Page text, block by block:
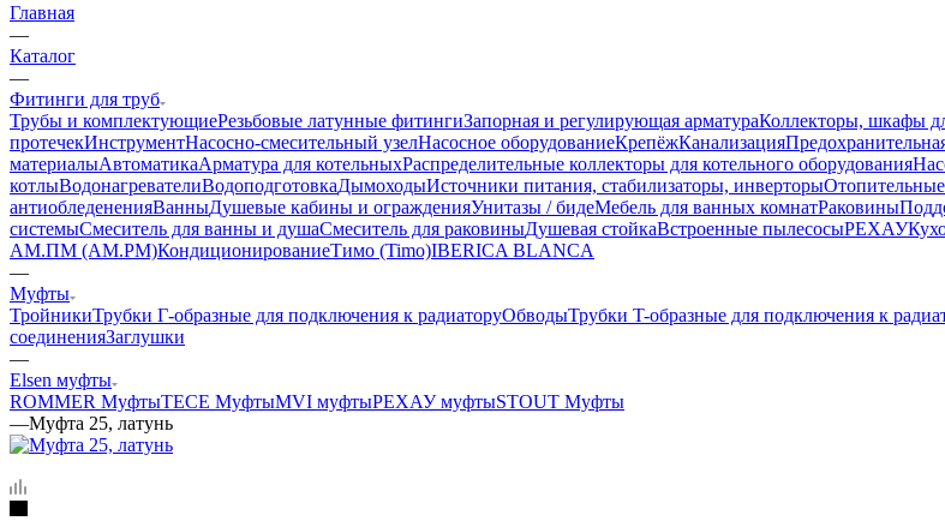
Главная
—
Каталог
—
Фитинги для труб
Трубы и комплектующиеРезьбовые латунные фитингиЗапорная и регулирующая арматураКоллекторы, шкафы
протечекИнструментНасосно-смесительный узелНасосное оборудованиеКрепёжКанализация
материалыАвтоматикаАрматура для котельныхРаспределительные коллекторы для котельного оборудования
котлыВодонагревателиВодоподготовкаДымоходыИсточники питания, стабилизаторы, инверторы
антиобледененияВанныДушевые кабины и огражденияУнитазы / бидеМебель для ванных комнатРаковины
системыСмеситель для ванны и душаСмеситель для раковиныДушевая стойкаВстроенные пылесосыРЕХАУ
АМ.ПМ (AM.PM)КондиционированиеТимо (Timo)IBERICA BLANCA
—
Муфты
ТройникиТрубки Г-образные для подключения к радиаторуОбводыТрубки T-образные для подключения к
соединенияЗаглушки
—
Elsen муфты
ROMMER МуфтыTECE МуфтыMVI муфтыРЕХАУ муфтыSTOUT Муфты
—Муфта 25, латунь